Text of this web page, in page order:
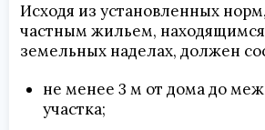
Исходя из установленных
частным жильем, находящимся
земельных наделах, должен
не менее 3 м от дома до
участка;